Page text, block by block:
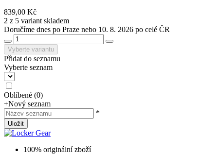
839,00 Kč
2 z 5 variant skladem
Doručíme dnes po Praze nebo 10. 8. 2026 po celé ČR
Vyberte variantu
Přidat do seznamu
Vyberte seznam
Oblíbené (0)
+Nový seznam
*
Uložit
100% originální zboží